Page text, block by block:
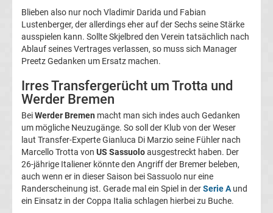
Fußball
WM
EM
Frauenfußball
Amateurfußball
Transfergerüchte
Blieben also nur noch Vladimir Darida und Fabian
Lustenberger, der allerdings eher auf der Sechs seine Stärke
ausspielen kann. Sollte Skjelbred den Verein tatsächlich nach
Ablauf seines Vertrages verlassen, so muss sich Manager
Preetz Gedanken um Ersatz machen.
Irres Transfergerücht um Trotta und
Werder Bremen
BeiWerder Bremen macht man sich indes auch Gedanken
um mögliche Neuzugänge. So soll der Klub von der Weser
laut Transfer-Experte Gianluca Di Marzio seine Fühler nach
Marcello Trotta von US Sassuoloausgestreckt haben. Der
26-jährige Italiener könnte den Angriff der Bremer beleben,
auch wenn er in dieser Saison bei Sassuolo nur eine
Randerscheinung ist. Gerade mal ein Spiel in derSerie A und
ein Einsatz in der Coppa Italia schlagen hierbei zu Buche.